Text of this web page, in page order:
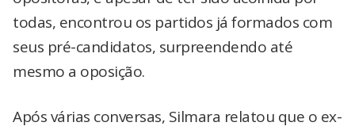
todas, encontrou os partidos já formados com
seus pré-candidatos, surpreendendo até
mesmo a oposição.
Após várias conversas, Silmara relatou que o ex-